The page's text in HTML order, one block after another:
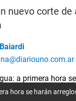
nuevo corte
hora se harán